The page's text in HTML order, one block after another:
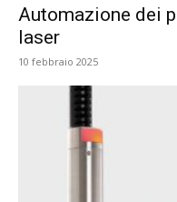
Automazione dei
laser
10 febbraio 2025